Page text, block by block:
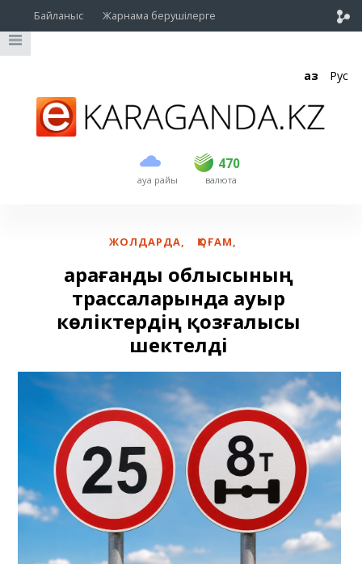
Байланыс Жарнама берушілерге
Қаз Рус
ауа райы
470
USD 469 470
EUR валюта
ЖОЛДАРДА, ҚОҒАМ,
Қарағанды облысының
трассаларында ауыр
көліктердің қозғалысы
шектелді